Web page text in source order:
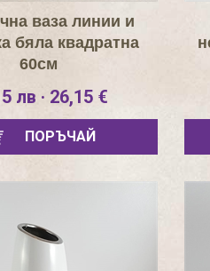
ваза линии и
бяла квадратна
60см
лв · 26,15 €
ПОРЪЧАЙ